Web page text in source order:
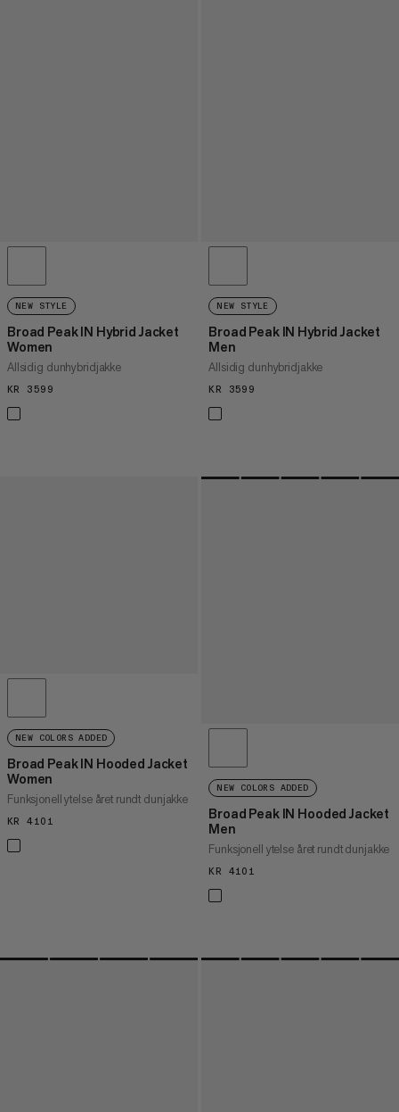
NEW STYLE
Broad Peak IN Hybrid Jacket
Women
Allsidig dunhybridjakke
KR 3599
NEW STYLE
Broad Peak IN Hybrid Jacket
Men
Allsidig dunhybridjakke
KR 3599
NEW COLORS ADDED
Broad Peak IN Hooded Jacket
Women
Funksjonell ytelse året rundt dunjakke
KR 4101
NEW COLORS ADDED
Broad Peak IN Hooded Jacket
Men
Funksjonell ytelse året rundt dunjakke
KR 4101